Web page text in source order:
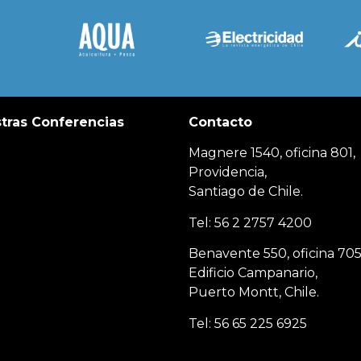
Conferencias Contacto
Magnere 1540, oficina 801,
Providencia,
Santiago de Chile.
Tel: 56 2 2757 4200
Benavente 550, oficina
Edificio Campanario,
Puerto Montt, Chile.
Tel: 56 65 225 6925